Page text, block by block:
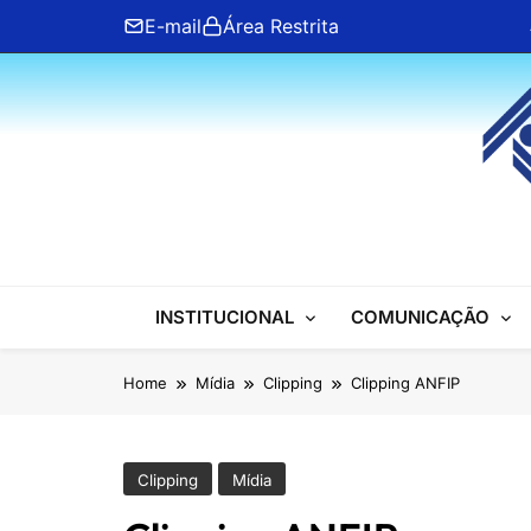
content
E-mail Área Restrita
ANFIP Nacional
INSTITUCIONAL COMUNICAÇÃO
Home Mídia Clipping Clipping ANFIP
Clipping Mídia